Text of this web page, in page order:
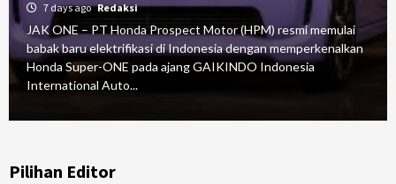
7 days ago Redaksi
JAK ONE – PT Honda Prospect Motor (HPM) resmi memulai
babak baru elektrifikasi di Indonesia dengan memperkenalkan
Honda Super-ONE pada ajang GAIKINDO Indonesia
International Auto...
Pilihan Editor